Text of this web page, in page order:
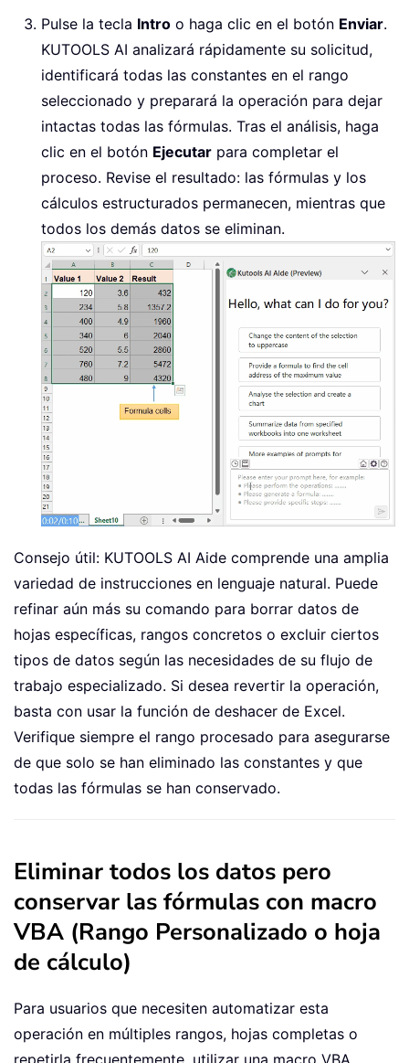
Pulse la tecla Intro o haga clic en el botón Enviar.
KUTOOLS AI analizará rápidamente su solicitud,
identificará todas las constantes en el rango
seleccionado y preparará la operación para dejar
intactas todas las fórmulas. Tras el análisis, haga
clic en el botón Ejecutar para completar el
proceso. Revise el resultado: las fórmulas y los
cálculos estructurados permanecen, mientras que
todos los demás datos se eliminan.
Consejo útil: KUTOOLS AI Aide comprende una amplia
variedad de instrucciones en lenguaje natural. Puede
refinar aún más su comando para borrar datos de
hojas específicas, rangos concretos o excluir ciertos
tipos de datos según las necesidades de su flujo de
trabajo especializado. Si desea revertir la operación,
basta con usar la función de deshacer de Excel.
Verifique siempre el rango procesado para asegurarse
de que solo se han eliminado las constantes y que
todas las fórmulas se han conservado.
Eliminar todos los datos pero
conservar las fórmulas con macro
VBA (Rango Personalizado o hoja
de cálculo)
Para usuarios que necesiten automatizar esta
operación en múltiples rangos, hojas completas o